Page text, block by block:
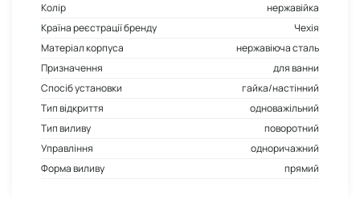
Колір
нержавійка
Країна реєстрації бренду
Чехія
Матеріал корпуса
нержавіюча сталь
Призначення
для ванни
Спосіб установки
гайка/настінний
Тип відкриття
одноважільний
Тип виливу
поворотний
Управління
одноричажний
Форма виливу
прямий